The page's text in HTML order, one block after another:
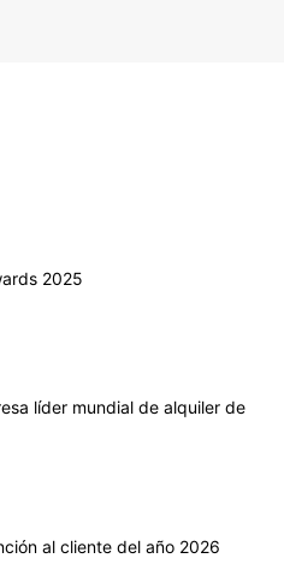
2025
líder mundial de alquiler de
al cliente del año 2026